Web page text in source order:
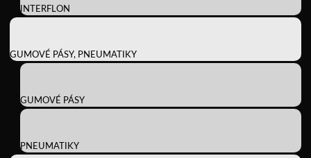
INTERFLON
GUMOVÉ PÁSY, PNEUMATIKY
GUMOVÉ PÁSY
PNEUMATIKY